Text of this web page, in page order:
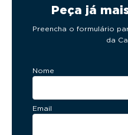
Peça já
Preencha o formulário
da
Nome
Email